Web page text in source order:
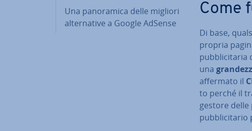
Una pa­no­ra­mi­ca delle migliori
al­ter­na­ti­ve a Google AdSense
Come
Di base,
propria
pub­bli­ci­ta­ria
una
affermato il
to perché il
gestore
pub­bli­ci­ta­rio